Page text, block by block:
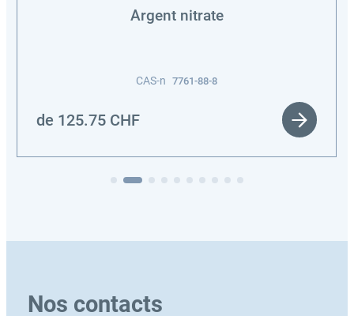
Argent nitrate
CAS-n 7761-88-8
de 125.75 CHF
Nos contacts